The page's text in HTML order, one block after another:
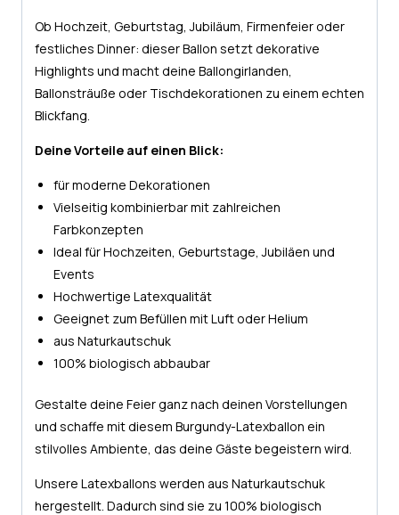
Ob Hochzeit, Geburtstag, Jubiläum, Firmenfeier oder
festliches Dinner: dieser Ballon setzt dekorative
Highlights und macht deine Ballongirlanden,
Ballonsträuße oder Tischdekorationen zu einem echten
Blickfang.
Deine Vorteile auf einen Blick:
für moderne Dekorationen
Vielseitig kombinierbar mit zahlreichen
Farbkonzepten
Ideal für Hochzeiten, Geburtstage, Jubiläen und
Events
Hochwertige Latexqualität
Geeignet zum Befüllen mit Luft oder Helium
aus Naturkautschuk
100% biologisch abbaubar
Gestalte deine Feier ganz nach deinen Vorstellungen
und schaffe mit diesem Burgundy-Latexballon ein
stilvolles Ambiente, das deine Gäste begeistern wird.
Unsere Latexballons werden aus Naturkautschuk
hergestellt. Dadurch sind sie zu 100% biologisch